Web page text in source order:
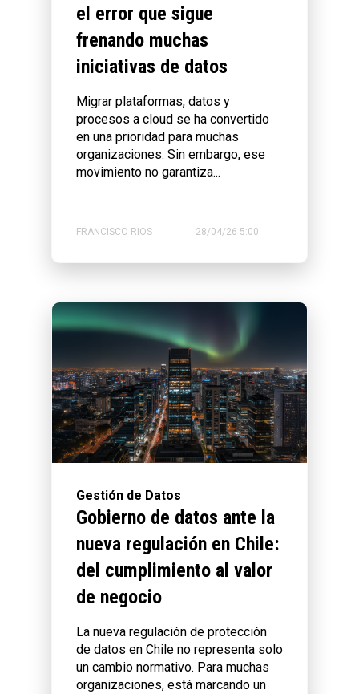
el error que sigue
frenando muchas
iniciativas de datos
Migrar plataformas, datos y
procesos a cloud se ha convertido
en una prioridad para muchas
organizaciones. Sin embargo, ese
movimiento no garantiza...
FRANCISCO RIOS 28/04/26 5:00
Gestión de Datos
Gobierno de datos ante la
nueva regulación en Chile:
del cumplimiento al valor
de negocio
La nueva regulación de protección
de datos en Chile no representa solo
un cambio normativo. Para muchas
organizaciones, está marcando un